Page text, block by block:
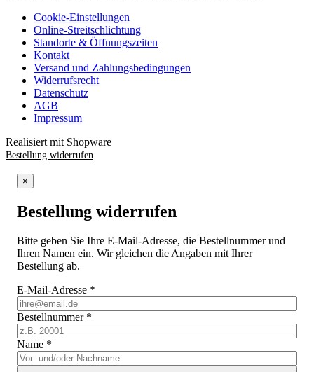
Cookie-Einstellungen
Online-Streitschlichtung
Standorte & Öffnungszeiten
Kontakt
Versand und Zahlungsbedingungen
Widerrufsrecht
Datenschutz
AGB
Impressum
Realisiert mit Shopware
Bestellung widerrufen
×
Bestellung widerrufen
Bitte geben Sie Ihre E-Mail-Adresse, die Bestellnummer und
Ihren Namen ein. Wir gleichen die Angaben mit Ihrer
Bestellung ab.
E-Mail-Adresse *
Bestellnummer *
Name *